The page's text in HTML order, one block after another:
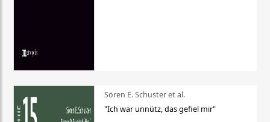
Sören E. Schuster et al.
"Ich war unnütz, das gefiel mir"